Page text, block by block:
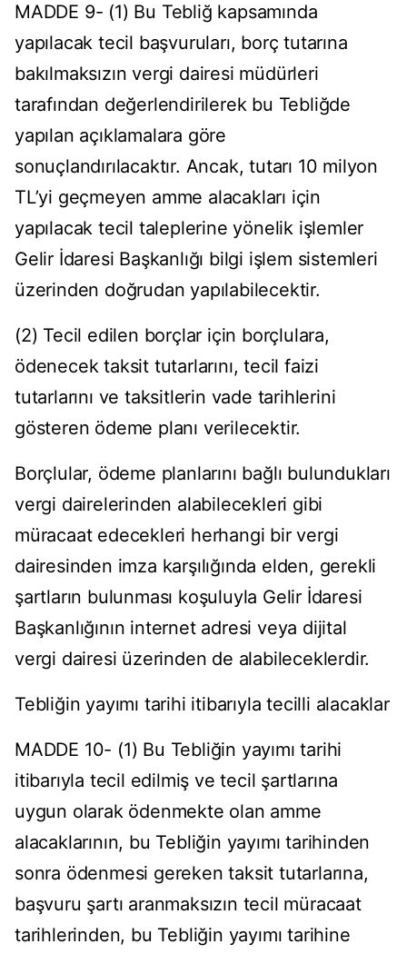
MADDE 9- (1) Bu Tebliğ kapsamında
yapılacak tecil başvuruları, borç tutarına
bakılmaksızın vergi dairesi müdürleri
tarafından değerlendirilerek bu Tebliğde
yapılan açıklamalara göre
sonuçlandırılacaktır. Ancak, tutarı 10 milyon
TL’yi geçmeyen amme alacakları için
yapılacak tecil taleplerine yönelik işlemler
Gelir İdaresi Başkanlığı bilgi işlem sistemleri
üzerinden doğrudan yapılabilecektir.
(2) Tecil edilen borçlar için borçlulara,
ödenecek taksit tutarlarını, tecil faizi
tutarlarını ve taksitlerin vade tarihlerini
gösteren ödeme planı verilecektir.
Borçlular, ödeme planlarını bağlı bulundukları
vergi dairelerinden alabilecekleri gibi
müracaat edecekleri herhangi bir vergi
dairesinden imza karşılığında elden, gerekli
şartların bulunması koşuluyla Gelir İdaresi
Başkanlığının internet adresi veya dijital
vergi dairesi üzerinden de alabileceklerdir.
Tebliğin yayımı tarihi itibarıyla tecilli alacaklar
MADDE 10- (1) Bu Tebliğin yayımı tarihi
itibarıyla tecil edilmiş ve tecil şartlarına
uygun olarak ödenmekte olan amme
alacaklarının, bu Tebliğin yayımı tarihinden
sonra ödenmesi gereken taksit tutarlarına,
başvuru şartı aranmaksızın tecil müracaat
tarihlerinden, bu Tebliğin yayımı tarihine